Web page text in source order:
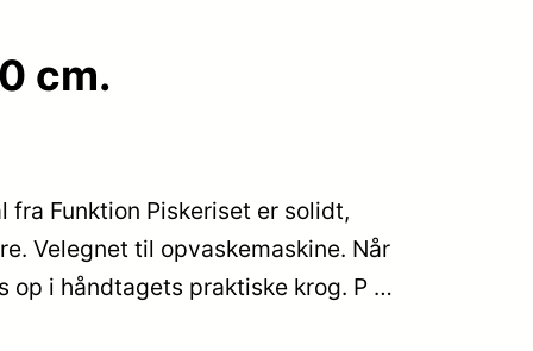
cm.
Funktion Piskeriset er solidt,
Velegnet til opvaskemaskine. Når
op i håndtagets praktiske krog. P …